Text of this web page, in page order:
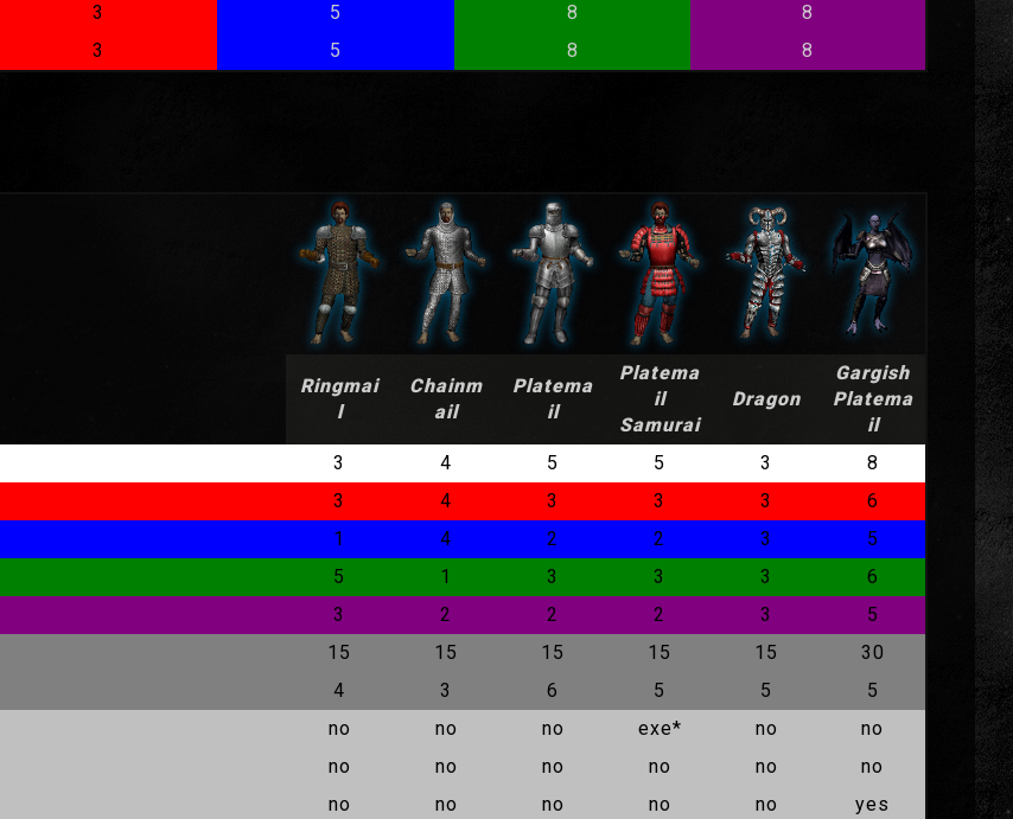
3 5 8
8
3 5 8 8
Ringmai
l
Chainm
ail
Platema
il
Platema
il
Samurai
Dragon
Gargish
Platema
il
3 4 5 5 3
8
3 4 3 3 3
6
1 4 2 2 3
5
5 1 3 3 3
6
3 2 2 2 3
5
15 15 15 15 15
30
4 3 6 5 5
5
no no no exe* no
no
no no no no no
no
no no no no no yes